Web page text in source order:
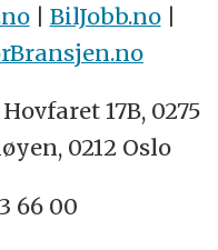
| BilJobb.no|
Hovfaret 17B, 0275
0212 Oslo
66 00